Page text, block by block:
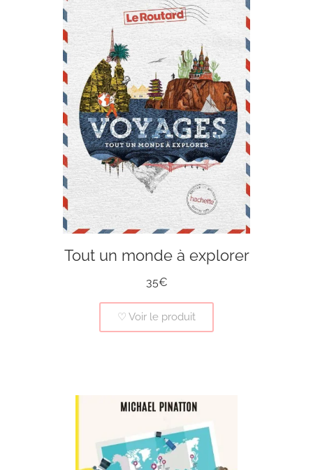
Tout un monde à explorer
35€
♡ Voir le produit